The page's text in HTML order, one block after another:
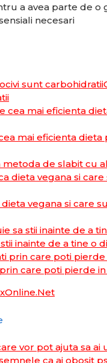
a avea parte de o
necesari
mai eficienta
de slabit cu
vegana si care
inainte de a tine o
care poti pierde
vor pot ajuta sa ai
ca ai obosit